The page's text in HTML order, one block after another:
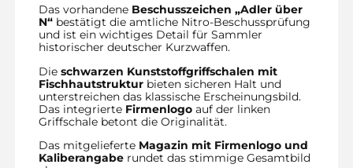
Das vorhandene Beschusszeichen „Adler über
N“bestätigt die amtliche Nitro-Beschussprüfung
und ist ein wichtiges Detail für Sammler
historischer deutscher Kurzwaffen.
Die schwarzen Kunststoffgriffschalen mit
Fischhautstrukturbieten sicheren Halt und
unterstreichen das klassische Erscheinungsbild.
Das integrierte Firmenlogoauf der linken
Griffschale betont die Originalität.
Das mitgelieferte Magazin mit Firmenlogo und
Kaliberangaberundet das stimmige Gesamtbild